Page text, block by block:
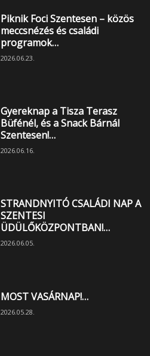
Piknik Foci Szentesen – közös
meccsnézés és családi
programok…
2026.06.23.
Gyereknap a Tisza Terasz
Büfénél, és a Snack Bárnál
Szentesen!…
2026.06.16.
STRANDNYITÓ CSALÁDI NAP A
SZENTESI
ÜDÜLŐKÖZPONTBAN!…
2026.06.05.
MOST VASÁRNAP!…
2026.05.28.